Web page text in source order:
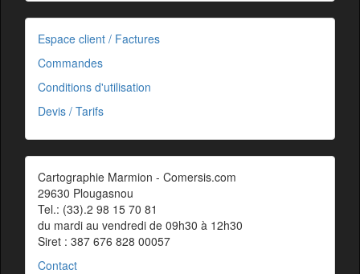
Espace client / Factures
Commandes
Conditions d'utilisation
Devis / Tarifs
Cartographie Marmion - Comersis.com
29630 Plougasnou
Tel.: (33).2 98 15 70 81
du mardi au vendredi de 09h30 à 12h30
Siret : 387 676 828 00057
Contact